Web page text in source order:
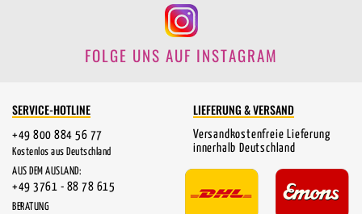
FOLGE UNS AUF INSTAGRAM
SERVICE-HOTLINE
+49 800 884 56 77
Kostenlos aus Deutschland
AUS DEM AUSLAND:
+49 3761 - 88 78 615
BERATUNG
LIEFERUNG & VERSAND
Versandkostenfreie Lieferung
innerhalb Deutschland